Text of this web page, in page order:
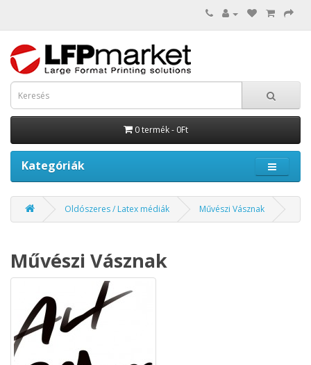
0 termék - 0Ft
Kategóriák
Oldószeres / Latex médiák Művészi Vásznak
Művészi Vásznak